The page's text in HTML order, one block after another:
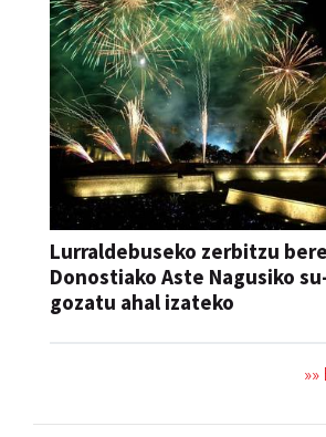
Lurraldebuseko zerbitzu
Donostiako Aste Nagusiko
gozatu ahal izateko